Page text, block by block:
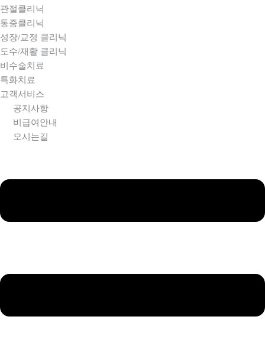
관절클리닉
통증클리닉
성장/교정 클리닉
도수/재활 클리닉
비수술치료
특화치료
고객서비스
공지사항
비급여안내
오시는길